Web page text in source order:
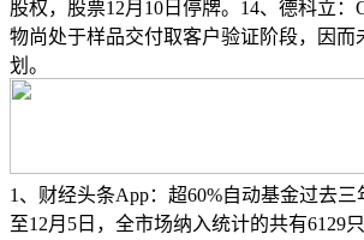
股权，股票12月10日停牌。14、德科立：
物尚处于样品交付取客户验证阶段，因而
划。
1、财经头条App：超60%自动基金过去
至12月5日，全市场纳入统计的共有6129